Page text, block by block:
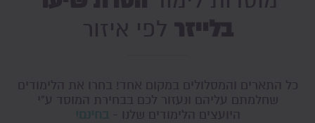
בלייזר לפי איזור
כל התארים והמסלולים במקום אחד! בחרו את הלימודים
שחלמתם עליהם ונעזור לכם בבחירת המוסד ע"י
היועצים הלימודים שלנו -